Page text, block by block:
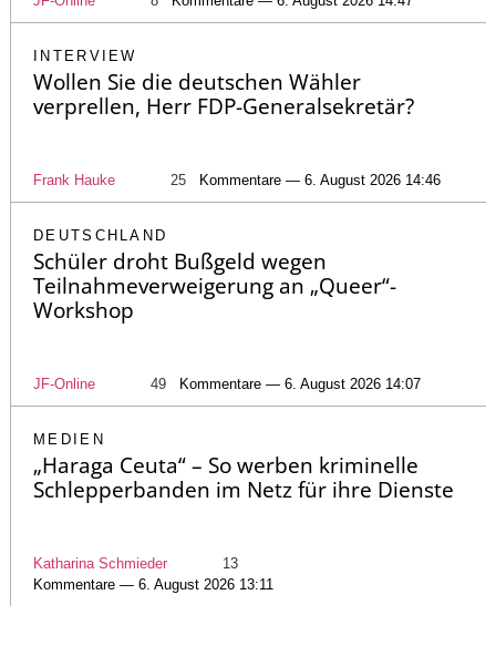
INTERVIEW
Wollen Sie die deutschen Wähler
verprellen, Herr FDP-Generalsekretär?
Frank Hauke 25 Kommentare — 6. August 2026 14:46
DEUTSCHLAND
Schüler droht Bußgeld wegen
Teilnahmeverweigerung an „Queer“-
Workshop
JF-Online 49 Kommentare — 6. August 2026 14:07
MEDIEN
„Haraga Ceuta“ – So werben kriminelle
Schlepperbanden im Netz für ihre Dienste
Katharina Schmieder
13
Kommentare — 6. August 2026 13:11